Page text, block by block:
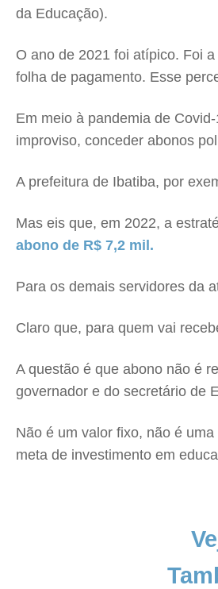
da Educação).
O ano de 2021 foi atípico. Foi
folha de pagamento. Esse
Em meio à pandemia de
improviso, conceder abonos
A prefeitura de Ibatiba, por
Mas eis que, em 2022, a
abono de R$ 7,2 mil.
Para os demais servidores da
Claro que, para quem vai
A questão é que abono não é
governador e do secretário de
Não é um valor fixo, não é
meta de investimento em